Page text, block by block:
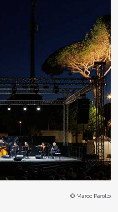
© Marco Parollo